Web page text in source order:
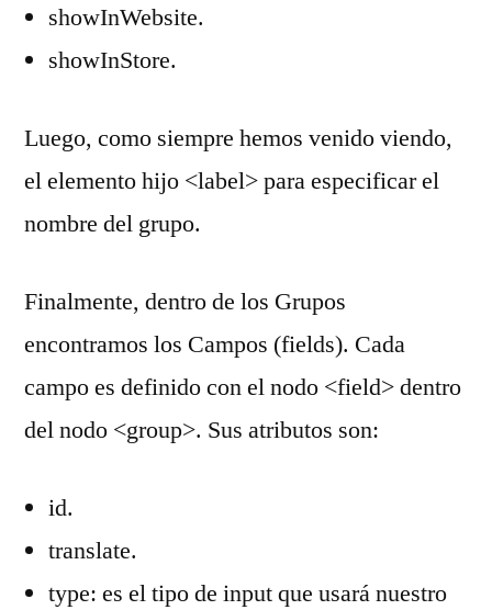
showInWebsite.
showInStore.
Luego, como siempre hemos venido viendo,
el elemento hijo <label> para especificar el
nombre del grupo.
Finalmente, dentro de los Grupos
encontramos los Campos (fields). Cada
campo es definido con el nodo <field> dentro
del nodo <group>. Sus atributos son:
id.
translate.
type: es el tipo de input que usará nuestro